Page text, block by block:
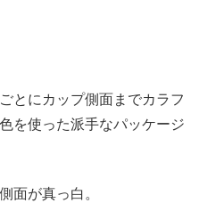
とにカップ側面までカラフ
を使った派手なパッケージ
面が真っ白。